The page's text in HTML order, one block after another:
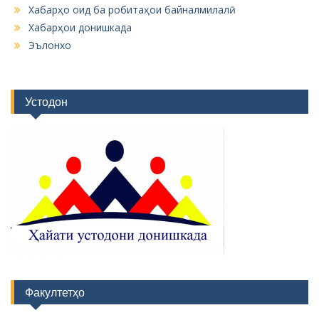
Хабарҳо оид ба робитаҳои байналмилалӣ
Хабарҳои донишкада
Эълонхо
Устодон
Факултетҳо